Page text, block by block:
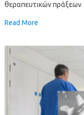
θεραπευτικών
Read More